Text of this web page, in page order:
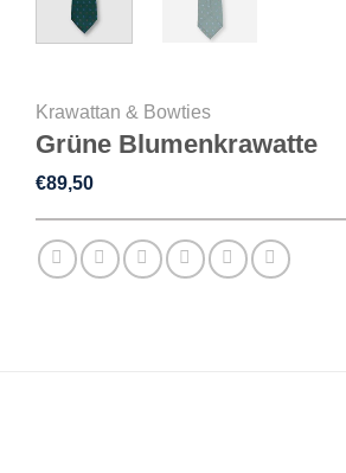
Krawattan & Bowties
Grüne Blumenkrawatte
€89,50